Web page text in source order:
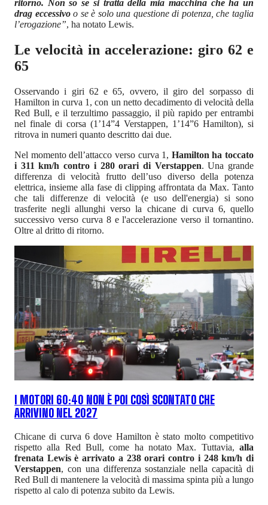
ritorno. Non so se si tratta della mia macchina che ha un
drag eccessivoo se è solo una questione di potenza, che taglia
l’erogazione”, ha notato Lewis.
Le velocità in accelerazione: giro 62 e
65
Osservando i giri 62 e 65, ovvero, il giro del sorpasso di
Hamilton in curva 1, con un netto decadimento di velocità della
Red Bull, e il terzultimo passaggio, il più rapido per entrambi
nel finale di corsa (1’14”4 Verstappen, 1’14”6 Hamilton), si
ritrova in numeri quanto descritto dai due.
Nel momento dell’attacco verso curva 1, Hamilton ha toccato
i 311 km/h contro i 280 orari di Verstappen. Una grande
differenza di velocità frutto dell’uso diverso della potenza
elettrica, insieme alla fase di clipping affrontata da Max. Tanto
che tali differenze di velocità (e uso dell'energia) si sono
trasferite negli allunghi verso la chicane di curva 6, quello
successivo verso curva 8 e l'accelerazione verso il tornantino.
Oltre al dritto di ritorno.
I MOTORI 60:40 NON È POI COSÌ SCONTATO CHE
ARRIVINO NEL 2027
Chicane di curva 6 dove Hamilton è stato molto competitivo
rispetto alla Red Bull, come ha notato Max. Tuttavia, alla
frenata Lewis è arrivato a 238 orari contro i 248 km/h di
Verstappen, con una differenza sostanziale nella capacità di
Red Bull di mantenere la velocità di massima spinta più a lungo
rispetto al calo di potenza subito da Lewis.